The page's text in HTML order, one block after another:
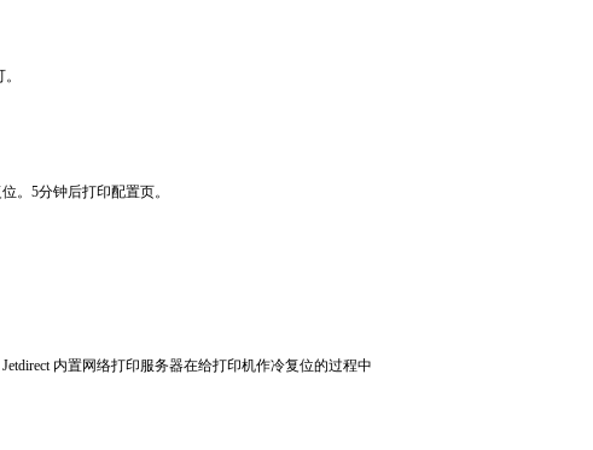
。 5分钟后打印配置页。
内置网络打印服务器在给打印机作冷复位的过程中